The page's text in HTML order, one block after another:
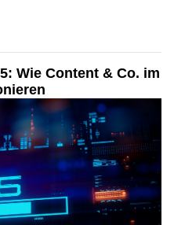
Wie Content & Co. im